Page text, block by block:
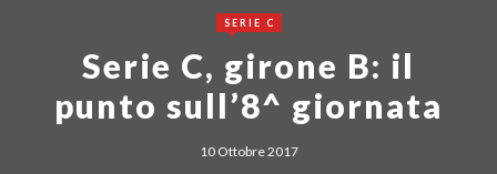
SERIE C
Serie C, girone B: il
punto sull’8^ giornata
10 Ottobre 2017